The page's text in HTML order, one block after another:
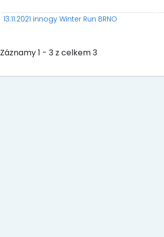
13.11.2021 innogy Winter Run BRNO
Záznamy 1 - 3 z celkem 3